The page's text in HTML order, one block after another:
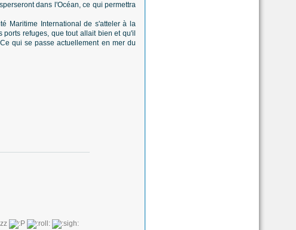
dans l'Océan, ce qui permettra
Maritime International de s'atteler à la
refuges, que tout allait bien et qu'il
qui se passe actuellement en mer du